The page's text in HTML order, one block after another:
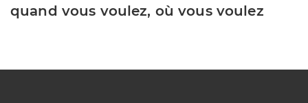
quand vous voulez, où vous voulez